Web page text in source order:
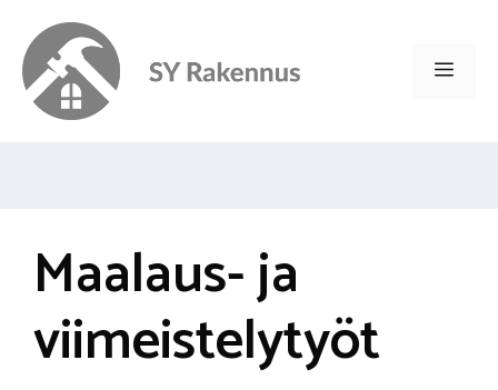
sisältöön
Maalaus- ja
viimeistelytyöt